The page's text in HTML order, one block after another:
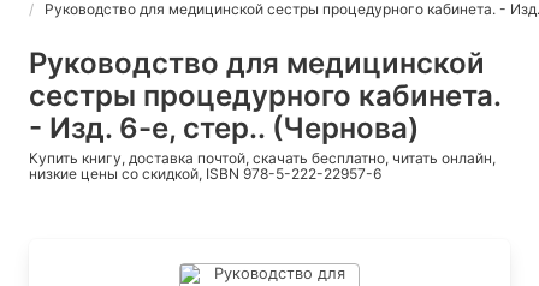
Руководство для медицинской сестры процедурного кабинета. -
Руководство для медицинской
сестры процедурного кабинета.
- Изд. 6-е, стер.. (Чернова)
Купить книгу, доставка почтой, скачать бесплатно, читать онлайн,
низкие цены со скидкой, ISBN 978-5-222-22957-6